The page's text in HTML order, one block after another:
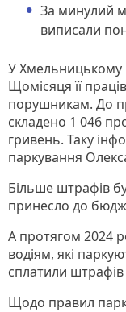
За минулий
виписали
У Хмельницькому
Щомісяця її
порушникам. До
складено 1 046
гривень. Таку
паркування
Більше штрафів
принесло до
А протягом 2024
водіям, які
сплатили
Щодо правил